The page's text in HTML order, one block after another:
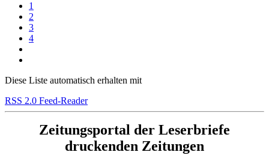
1
2
3
4
Diese Liste automatisch erhalten mit
RSS 2.0 Feed-Reader
Zeitungsportal der Leserbriefe
druckenden Zeitungen